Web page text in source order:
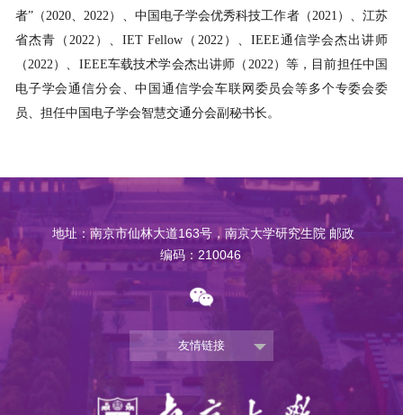
者”（2020、2022）、中国电子学会优秀科技工作者（2021 ）、江苏
省杰青（2022 ）、IET Fellow （ 2022）、 IEEE通信学会杰出讲师
（2022）、 IEEE车载技术学会杰出讲师（ 2022）等，目前担任中国
电子学会通信分会、中国通信学会车联网委员会等多个专委会委
员、担任中国电子学会智慧交通分会副秘书长。
地址：南京市仙林大道163号，南京大学研究生院 邮政
编码：210046
友情链接